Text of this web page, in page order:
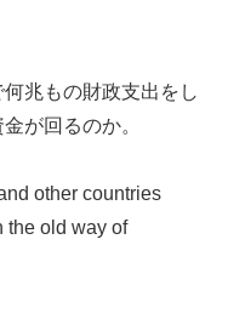
兆もの財政支出をし
が回るのか。
other countries
the old way of